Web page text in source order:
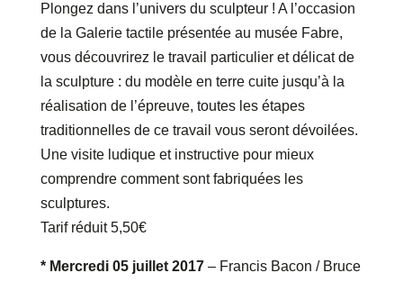
Plongez dans l’univers du sculpteur ! A l’occasion
de la Galerie tactile présentée au musée Fabre,
vous découvrirez le travail particulier et délicat de
la sculpture : du modèle en terre cuite jusqu’à la
réalisation de l’épreuve, toutes les étapes
traditionnelles de ce travail vous seront dévoilées.
Une visite ludique et instructive pour mieux
comprendre comment sont fabriquées les
sculptures.
Tarif réduit 5,50€
* Mercredi 05 juillet 2017– Francis Bacon / Bruce